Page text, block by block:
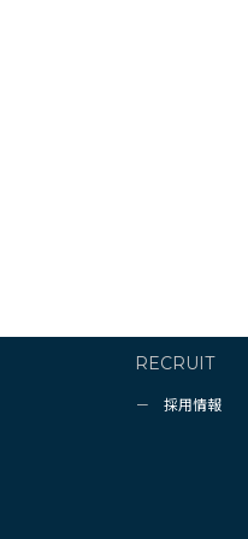
RECRUIT
採用情報